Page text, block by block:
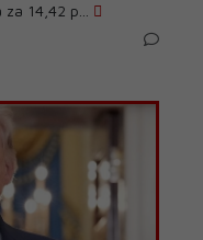
14,42 p...